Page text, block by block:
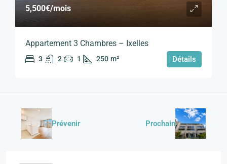
5,500€/mois
Appartement 3 Chambres – Ixelles
3 2 1 250 m² Détails
Prévenir Prochain